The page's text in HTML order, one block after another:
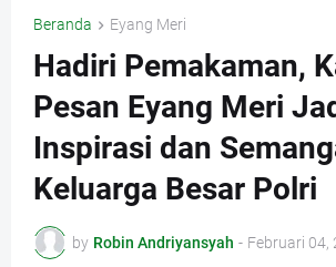
Beranda Eyang Meri
Hadiri Pemakaman,
Pesan Eyang Meri
Inspirasi dan
Keluarga Besar Polri
by Robin Andriyansyah - Februari 04,